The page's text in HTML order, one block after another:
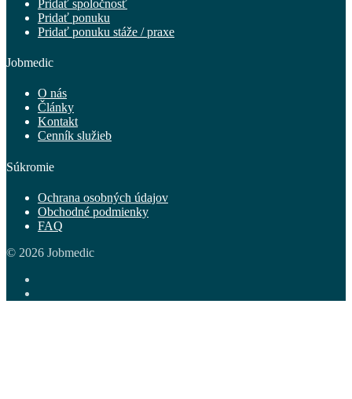
Pridať spoločnosť
Pridať ponuku
Pridať ponuku stáže / praxe
Jobmedic
O nás
Články
Kontakt
Cenník služieb
Súkromie
Ochrana osobných údajov
Obchodné podmienky
FAQ
© 2026 Jobmedic